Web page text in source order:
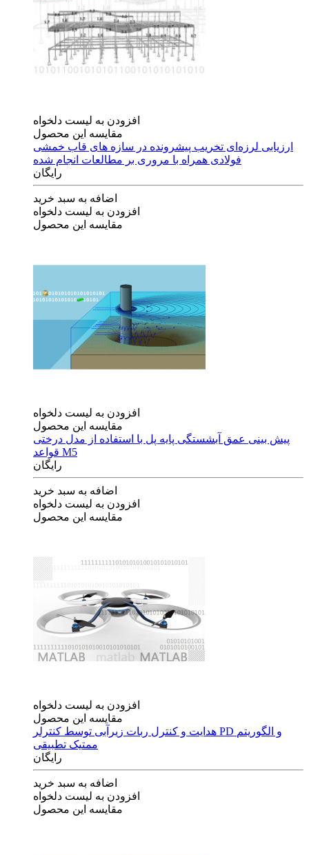
افزودن به لیست دلخواه
مقایسه این محصول
ارزیابی لرزه‌ای تخریب پیشرونده در سازه های قاب خمشی
فولادی همراه با مروری بر مطالعات انجام شده
رایگان
اضافه به سبد خرید
افزودن به لیست دلخواه
مقایسه این محصول
افزودن به لیست دلخواه
مقایسه این محصول
پیش بینی عمق آبشستگی پایه پل با استفاده از مدل درختی
قواعد M5
رایگان
اضافه به سبد خرید
افزودن به لیست دلخواه
مقایسه این محصول
افزودن به لیست دلخواه
مقایسه این محصول
هدایت و کنترل ربات زیرآبی توسط کنترلر PD و الگوریتم
ممتیک تطبیقی
رایگان
اضافه به سبد خرید
افزودن به لیست دلخواه
مقایسه این محصول